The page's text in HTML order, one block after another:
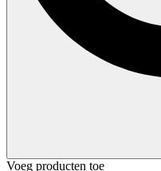
Voeg producten toe